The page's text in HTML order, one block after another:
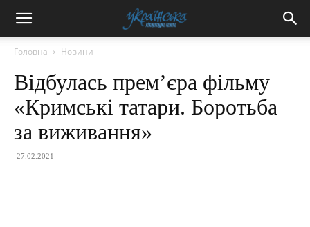
Головна Новини
Відбулась прем’єра фільму
«Кримські татари. Боротьба
за виживання»
27.02.2021